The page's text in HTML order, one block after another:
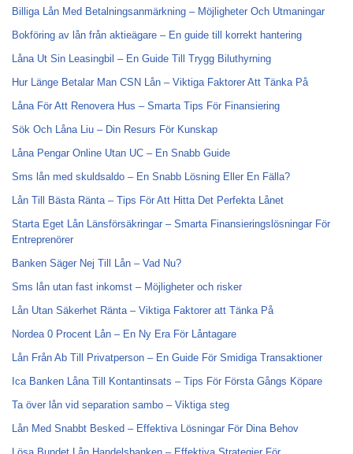
Billiga Lån Med Betalningsanmärkning – Möjligheter Och Utmaningar
Bokföring av lån från aktieägare – En guide till korrekt hantering
Låna Ut Sin Leasingbil – En Guide Till Trygg Biluthyrning
Hur Länge Betalar Man CSN Lån – Viktiga Faktorer Att Tänka På
Låna För Att Renovera Hus – Smarta Tips För Finansiering
Sök Och Låna Liu – Din Resurs För Kunskap
Låna Pengar Online Utan UC – En Snabb Guide
Sms lån med skuldsaldo – En Snabb Lösning Eller En Fälla?
Lån Till Bästa Ränta – Tips För Att Hitta Det Perfekta Lånet
Starta Eget Lån Länsförsäkringar – Smarta Finansieringslösningar För
Entreprenörer
Banken Säger Nej Till Lån – Vad Nu?
Sms lån utan fast inkomst – Möjligheter och risker
Lån Utan Säkerhet Ränta – Viktiga Faktorer att Tänka På
Nordea 0 Procent Lån – En Ny Era För Låntagare
Lån Från Ab Till Privatperson – En Guide För Smidiga Transaktioner
Ica Banken Låna Till Kontantinsats – Tips För Första Gångs Köpare
Ta över lån vid separation sambo – Viktiga steg
Lån Med Snabbt Besked – Effektiva Lösningar För Dina Behov